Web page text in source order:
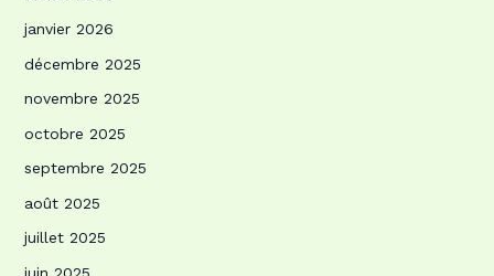
janvier 2026
décembre 2025
novembre 2025
octobre 2025
septembre 2025
août 2025
juillet 2025
juin 2025